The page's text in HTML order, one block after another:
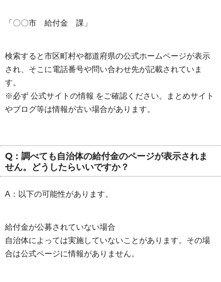
「〇〇市 給付金 課」
検索すると市区町村や都道府県の公式ホームページが表示
され、そこに電話番号や問い合わせ先が記載されていま
す。
※必ず 公式サイトの情報 をご確認ください。まとめサイト
やブログ等は情報が古い場合があります。
Q：調べても自治体の給付金のページが表示されま
せん。どうしたらいいですか？
A：以下の可能性があります。
給付金が公募されていない場合
自治体によっては実施していないことがあります。その場
合は公式ページに情報がありません。